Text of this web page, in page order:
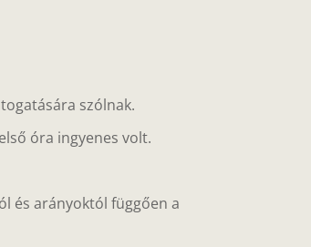
szólnak.
óra ingyenes volt.
és arányoktól függőena